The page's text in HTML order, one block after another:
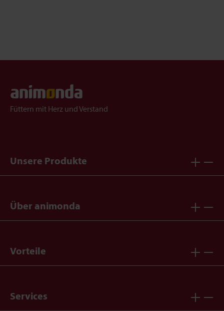
Füttern mit Herz und Verstand
Unsere Produkte
Über animonda
Vorteile
Services